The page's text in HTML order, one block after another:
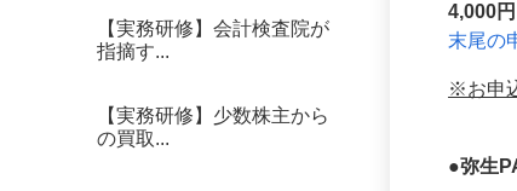
【実務研修】会計検査院が
指摘す...
【実務研修】少数株主から
の買取...
4,000円
末尾の
※お申
●弥生